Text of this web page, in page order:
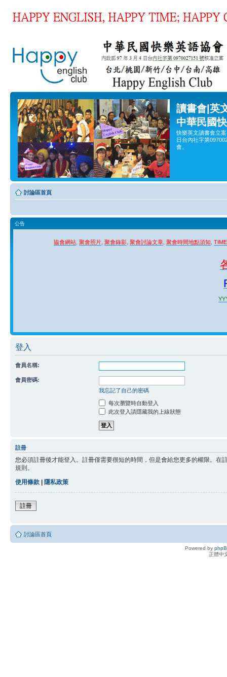
讀書會|英
中華民國
快樂英文讀書會立
日台內社字第
會。
討論區首頁
公告
協會網站 聚會照片 聚會錄影 聚會討論文章 聚會時間地點須知
登入
會員名稱:
會員密碼:
我忘記了自己的密碼
每次瀏覽時自動登入
此次登入請隱藏我的上線狀態
註冊
您必須註冊後才能登入。註冊僅需要很短的時間，但是會給您更多的權限。
規則。
使用條款 | 隱私政策
註冊
討論區首頁
Powered by
正體中